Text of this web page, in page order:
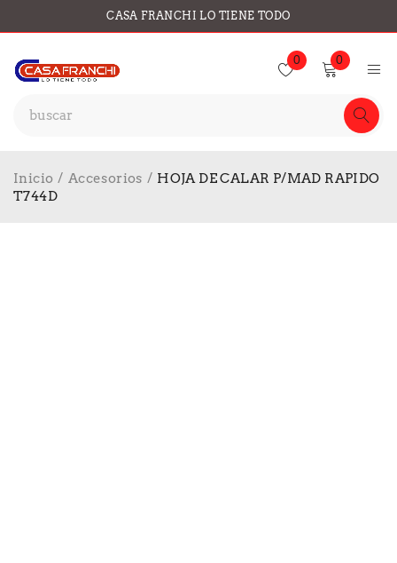
CASA FRANCHI LO TIENE TODO
0 0
Inicio / Accesorios / HOJA DE CALAR P/MAD RAPIDO
T744D